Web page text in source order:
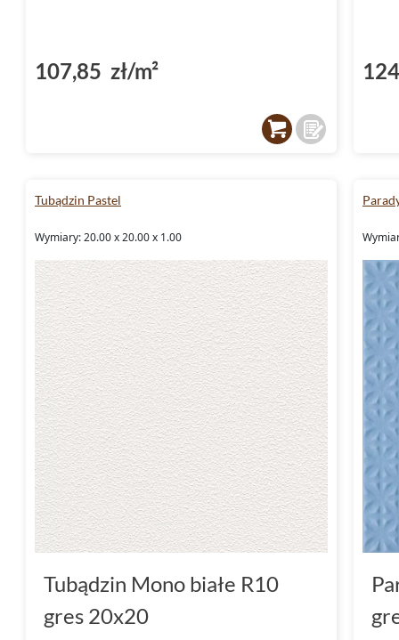
107,85 zł/m²
Tubądzin Pastel
Wymiary: 20.00 x 20.00 x 1.00
Tubądzin Mono białe R10
gres 20x20